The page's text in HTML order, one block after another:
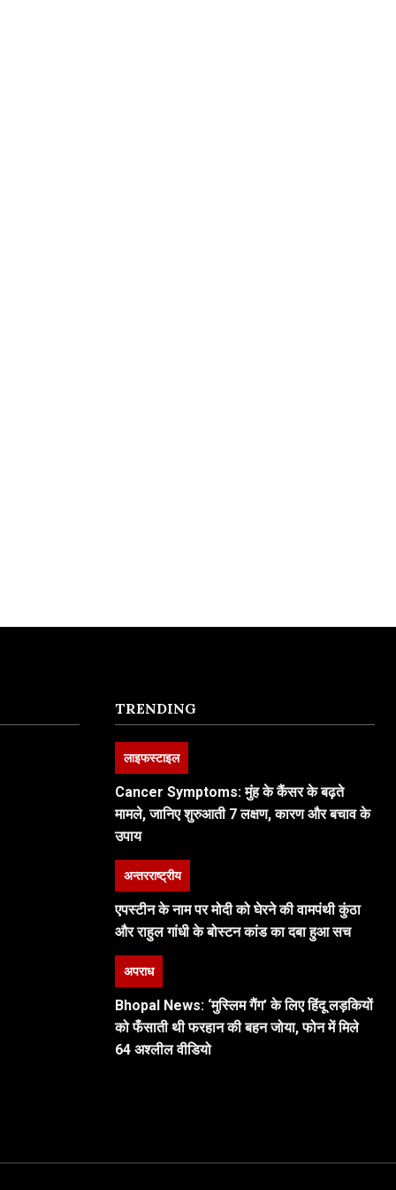
TRENDING
लाइफस्टाइल
Cancer Symptoms: मुंह के कैंसर के बढ़ते
मामले, जानिए शुरुआती 7 लक्षण, कारण और बचाव के
उपाय
अन्तरराष्ट्रीय
एपस्टीन के नाम पर मोदी को घेरने की वामपंथी कुंठा
और राहुल गांधी के बोस्टन कांड का दबा हुआ सच
अपराध
Bhopal News: ‘मुस्लिम गैंग’ के लिए हिंदू लड़कियों
को फँसाती थी फरहान की बहन जोया, फोन में मिले
64 अश्लील वीडियो